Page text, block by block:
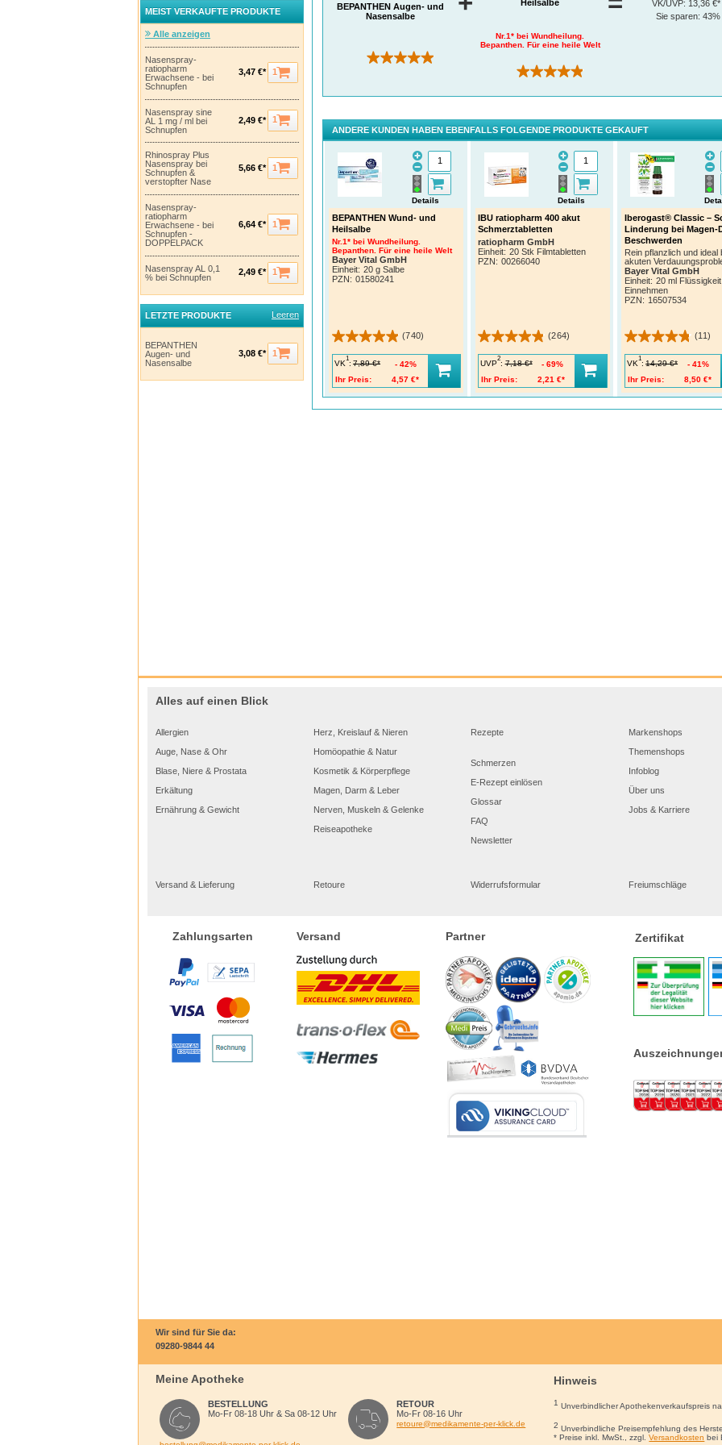
rezeptfrei– die Bepanthen®
Augen- und Nasensalbe und profitieren Sie von ihren beruhigenden und
pflegenden Eigenschaften.
Informieren Sie sich über mögliche Nebenwirkungen im Beipackzettel oder fragen Sie Ihren Arzt oder
BEPANTHEN Augen- und
Nasensalbe
(860)
Heilsalbe
Nr.1* bei Wundheilung.
Bepanthen. Für eine heile Welt
(740)
VK/UVP: 13,36 €*
Sie sparen:43%
ANDERE KUNDEN HABEN EBENFALLS FOLGENDE PRODUKTE GEKAUFT
BEPANTHEN Wund- und
Heilsalbe
Nr.1* bei Wundheilung.
Bepanthen. Für eine heile Welt
Bayer Vital GmbH
Einheit: 20 g Salbe
PZN: 01580241
Details
(740)
VK
1
: 7,89 €*
Ihr Preis:
4,57 €*
42%
IBU ratiopharm 400 akut
Schmerztabletten
ratiopharm GmbH
Einheit: 20 Stk Filmtabletten
PZN: 00266040
Details
(264)
UVP
2
: 7,18 €*
Ihr Preis:
2,21 €*
69%
Iberogast® Classic –
Linderung bei Magen-
Beschwerden
Rein pflanzlich und ideal
akuten
Bayer Vital GmbH
Einheit: 20 ml
Einnehmen
PZN: 16507534
(11)
VK
1
: 14,29 €*
Ihr Preis:
8,50 €*
41%
MEIST VERKAUFTE PRODUKTE
Alle anzeigen
Nasenspray-
ratiopharm
Erwachsene - bei
Schnupfen
3,47 €* 1
Nasenspray sine
AL 1 mg / ml bei
Schnupfen
2,49 €* 1
Rhinospray Plus
Nasenspray bei
Schnupfen &
verstopfter Nase
5,66 €* 1
Nasenspray-
ratiopharm
Erwachsene - bei
Schnupfen -
DOPPELPACK
6,64 €* 1
Nasenspray AL 0,1
% bei Schnupfen
2,49 €* 1
LETZTE PRODUKTE Leeren
BEPANTHEN
Augen- und
Nasensalbe
3,08 €* 1
Alles auf einen Blick
Allergien
Auge, Nase & Ohr
Blase, Niere & Prostata
Erkältung
Ernährung & Gewicht
Herz, Kreislauf & Nieren
Homöopathie & Natur
Kosmetik & Körperpflege
Magen, Darm & Leber
Nerven, Muskeln & Gelenke
Reiseapotheke
Rezepte
Schmerzen
E-Rezept einlösen
Glossar
FAQ
Newsletter
Markenshops
Themenshops
Infoblog
Über uns
Jobs & Karriere
Versand & Lieferung Retoure Widerrufsformular Freiumschläge
Zahlungsarten Versand Partner Zertifikat
Wir sind für Sie da:
09280-9844 44
Meine Apotheke
BESTELLUNG
Mo-Fr 08-18 Uhr & Sa 08-12 Uhr
RETOUR
Mo-Fr 08-16 Uhr
retoure@medikamente-per-klick.de
Hinweis
1 Unverbindlicher Apothekenverkaufspreis
2 Unverbindliche Preisempfehlung des
* Preise inkl. MwSt., zzgl.Versandkosten bei